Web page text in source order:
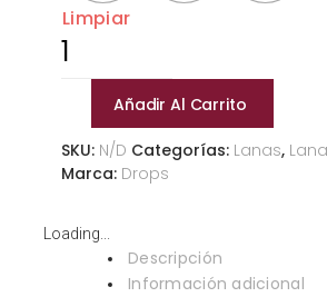
Limpiar
Drops-
Añadir Al Carrito
SKU: N/D Categorías: Lanas,
Marca: Drops
Loading...
Descripción
Información adicional